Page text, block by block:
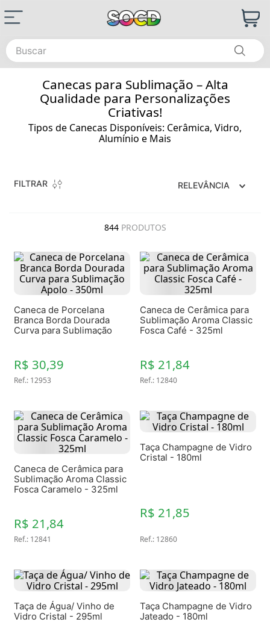
Buscar
Canecas para Sublimação – Alta
Qualidade para Personalizações
Criativas!
Tipos de Canecas Disponíveis: Cerâmica, Vidro,
Alumínio e Mais
RELEVÂNCIA
FILTRAR
844 PRODUTOS
Caneca de Porcelana
Branca Borda Dourada
Curva para Sublimação
R$ 30,39
Ref.: 12953
Caneca de Cerâmica para
Sublimação Aroma Classic
Fosca Café - 325ml
R$ 21,84
Ref.: 12840
Caneca de Cerâmica para
Sublimação Aroma Classic
Fosca Caramelo - 325ml
R$ 21,84
Ref.: 12841
Taça Champagne de Vidro
Cristal - 180ml
R$ 21,85
Ref.: 12860
Taça de Água/ Vinho de
Vidro Cristal - 295ml
Taça Champagne de Vidro
Jateado - 180ml